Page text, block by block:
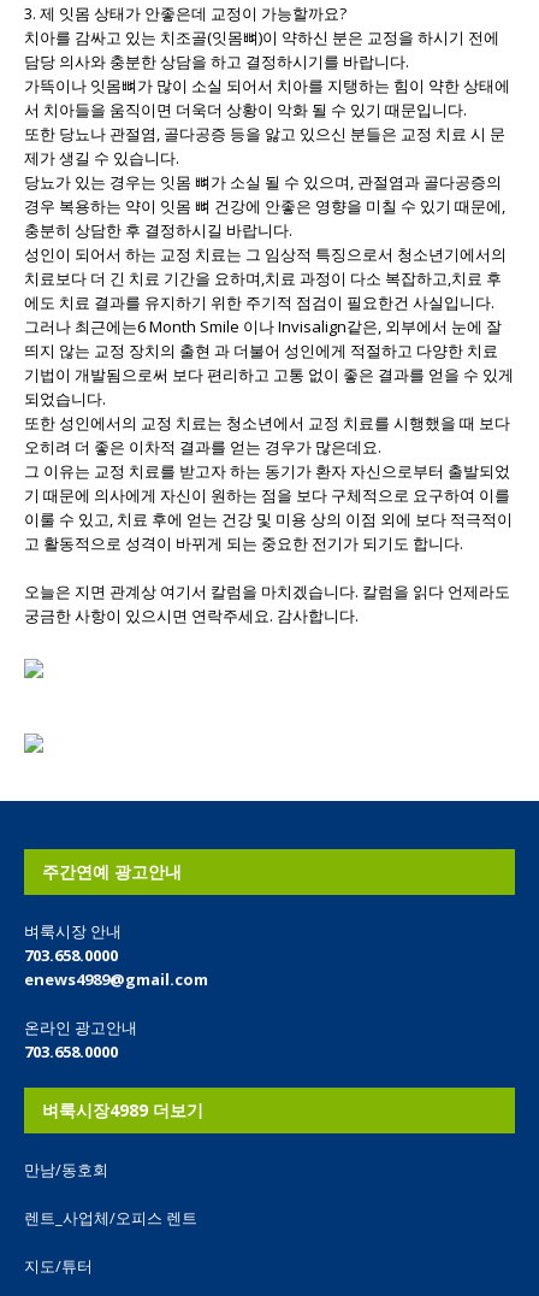
3. 제 잇몸 상태가 안좋은데 교정이 가능할까요?
치아를 감싸고 있는 치조골(잇몸뼈)이 약하신 분은 교정을 하시기 전에
담당 의사와 충분한 상담을 하고 결정하시기를 바랍니다.
가뜩이나 잇몸뼈가 많이 소실 되어서 치아를 지탱하는 힘이 약한 상태에
서 치아들을 움직이면 더욱더 상황이 악화 될 수 있기 때문입니다.
또한 당뇨나 관절염, 골다공증 등을 앓고 있으신 분들은 교정 치료 시 문
제가 생길 수 있습니다.
당뇨가 있는 경우는 잇몸 뼈가 소실 될 수 있으며, 관절염과 골다공증의
경우 복용하는 약이 잇몸 뼈 건강에 안좋은 영향을 미칠 수 있기 때문에,
충분히 상담한 후 결정하시길 바랍니다.
성인이 되어서 하는 교정 치료는 그 임상적 특징으로서 청소년기에서의
치료보다 더 긴 치료 기간을 요하며,치료 과정이 다소 복잡하고,치료 후
에도 치료 결과를 유지하기 위한 주기적 점검이 필요한건 사실입니다.
그러나 최근에는6 Month Smile 이나 Invisalign같은, 외부에서 눈에 잘
띄지 않는 교정 장치의 출현 과 더불어 성인에게 적절하고 다양한 치료
기법이 개발됨으로써 보다 편리하고 고통 없이 좋은 결과를 얻을 수 있게
되었습니다.
또한 성인에서의 교정 치료는 청소년에서 교정 치료를 시행했을 때 보다
오히려 더 좋은 이차적 결과를 얻는 경우가 많은데요.
그 이유는 교정 치료를 받고자 하는 동기가 환자 자신으로부터 출발되었
기 때문에 의사에게 자신이 원하는 점을 보다 구체적으로 요구하여 이를
이룰 수 있고, 치료 후에 얻는 건강 및 미용 상의 이점 외에 보다 적극적이
고 활동적으로 성격이 바뀌게 되는 중요한 전기가 되기도 합니다.
오늘은 지면 관계상 여기서 칼럼을 마치겠습니다. 칼럼을 읽다 언제라도
궁금한 사항이 있으시면 연락주세요. 감사합니다.
주간연예 광고안내
벼룩시장 안내
703.658.0000
enews4989@gmail.com
온라인 광고안내
703.658.0000
벼룩시장4989 더보기
만남/동호회
렌트_사업체/오피스 렌트
지도/튜터